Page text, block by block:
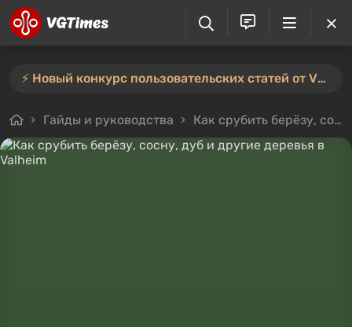
⚡️ Новый конкурс пользовательских статей от VGTimes — участвуйте тут ⚡️
Гайды и руководства Как срубить берёзу, сосну, дуб и другие деревья в Valheim